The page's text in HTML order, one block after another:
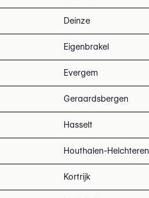
Deinze
Eigenbrakel
Evergem
Geraardsbergen
Hasselt
Houthalen-Helchteren
Kortrijk